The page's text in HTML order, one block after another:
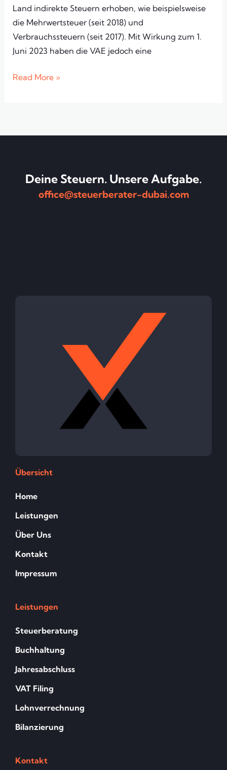
Land indirekte Steuern erhoben, wie beispielsweise
die Mehrwertsteuer (seit 2018) und
Verbrauchssteuern (seit 2017). Mit Wirkung zum 1.
Juni 2023 haben die VAE jedoch eine
Read More »
Deine Steuern. Unsere Aufgabe.
office@steuerberater-dubai.com
Übersicht
Home
Leistungen
Über Uns
Kontakt
Impressum
Leistungen
Steuerberatung
Buchhaltung
Jahresabschluss
VAT Filing
Lohnverrechnung
Bilanzierung
Kontakt